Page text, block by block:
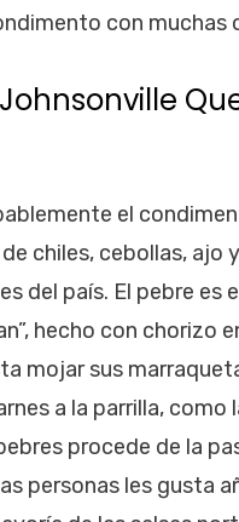
con muchas
el
chiles, cebollas, ajo
del país. El pebre es
hecho con chorizo
mojar sus
a la parrilla, como
procede de la
personas les gusta